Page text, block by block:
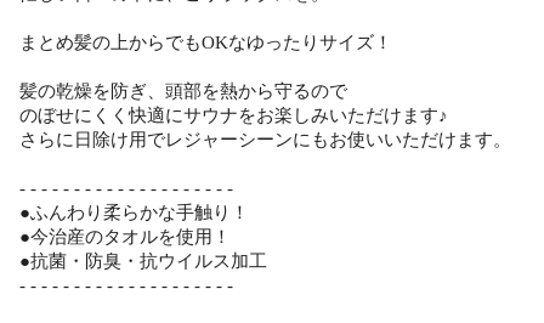
まとめ髪の上からでもOKなゆったりサイズ！
髪の乾燥を防ぎ、頭部を熱から守るので
のぼせにくく快適にサウナをお楽しみいただけます♪
さらに日除け用でレジャーシーンにもお使いいただけます。
- - - - - - - - - - - - - - - - - - - -
●ふんわり柔らかな手触り！
●今治産のタオルを使用！
●抗菌・防臭・抗ウイルス加工
- - - - - - - - - - - - - - - - - - - -